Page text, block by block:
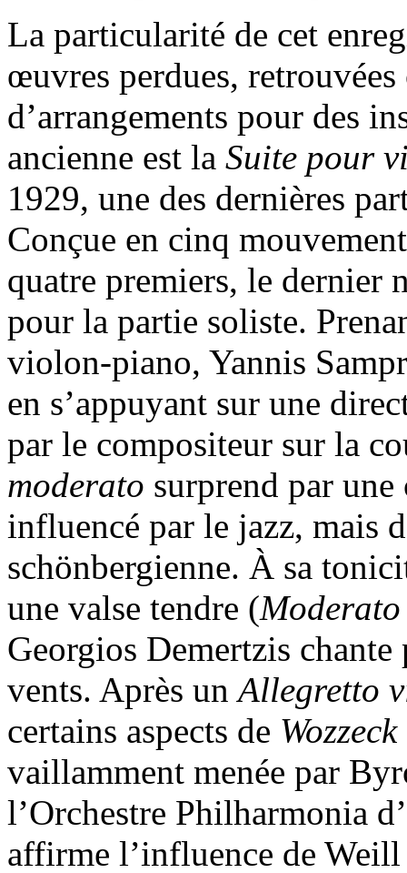
La particularité de cet
œuvres perdues,
d’arrangements pour des
ancienne est la Suite pour
1929, une des dernières
Conçue en cinq
quatre premiers, le dernier
pour la partie soliste.
violon-piano, Yannis
en s’appuyant sur une
par le compositeur sur la
moderato surprend par
influencé par le jazz, mais
schönbergienne. À sa
une valse tendre (Moderato
Georgios Demertzis
vents. Après unAllegretto
certains aspects de Wozzeck
vaillamment menée par
l’Orchestre Philharmonia
affirme l’influence de